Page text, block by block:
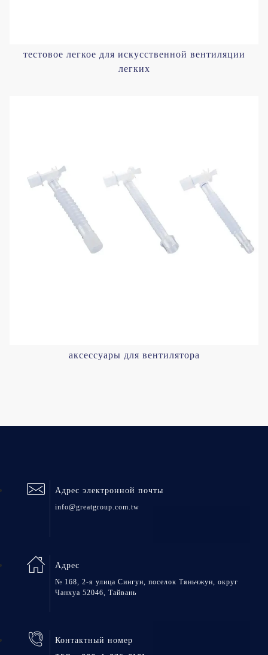
тестовое легкое для искусственной вентиляции
легких
аксессуары для вентилятора
Адрес электронной почты
info@greatgroup.com.tw
Адрес
№ 168, 2-я улица Сингун, поселок Тяньчжун, округ
Чанхуа 52046, Тайвань
Контактный номер